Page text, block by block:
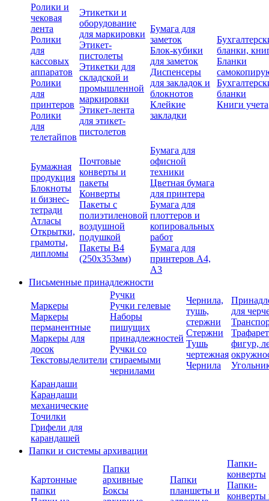
Ролики и
чековая
лента
Ролики
для
кассовых
аппаратов
Ролики
для
принтеров
Ролики
для
телетайпов
Этикетки и
оборудование
для маркировки
Этикет-
пистолеты
Этикетки для
складской и
промышленной
маркировки
Этикет-лента
для этикет-
пистолетов
Бумага для
заметок
Блок-кубики
для заметок
Диспенсеры
для закладок и
блокнотов
Клейкие
закладки
бланки,
Бланки
бланки
Книги учета
Бумажная
продукция
Блокноты
и бизнес-
тетради
Атласы
Открытки,
грамоты,
дипломы
Почтовые
конверты и
пакеты
Конверты
Пакеты с
полиэтиленовой
воздушной
подушкой
Пакеты В4
(250х353мм)
Бумага для
офисной
техники
Цветная бумага
для принтера
Бумага для
плоттеров и
копировальных
работ
Бумага для
принтеров А4,
А3
Письменные принадлежности
Маркеры
Маркеры
перманентные
Маркеры для
досок
Текстовыделители
Ручки
Ручки гелевые
Наборы
пишущих
принадлежностей
Ручки со
стираемыми
чернилами
Чернила,
тушь,
стержни
Стержни
Тушь
чертежная
Чернила
для
фигур,
Карандаши
Карандаши
механические
Точилки
Грифели для
карандашей
Папки и системы архивации
Картонные
папки
Папки
архивные
Боксы
Папки
планшеты и
Папки-
конверты
Папки-
конверты